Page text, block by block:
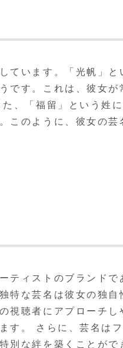
ています。「光帆」
です。これは、彼女が
、「福留」という姓
このように、彼女の
ティストのブランドで
特な芸名は彼女の独自
視聴者にアプローチ
す。 さらに、芸名は
別な絆を築くことがで